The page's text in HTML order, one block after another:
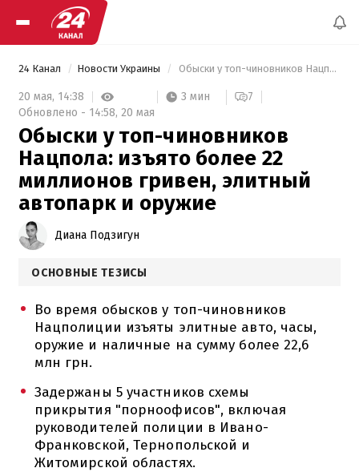
24 Канал Новости Украины Обыски у топ-чиновников Нацпола: изъято более 22 миллионов гривен, элитный автопарк и оружие
20 мая, 14:38 3 мин
7
Обновлено - 14:58, 20 мая
Обыски у топ-чиновников
Нацпола: изъято более 22
миллионов гривен, элитный
автопарк и оружие
Диана Подзигун
ОСНОВНЫЕ ТЕЗИСЫ
Во время обысков у топ-чиновников
Нацполиции изъяты элитные авто, часы,
оружие и наличные на сумму более 22,6
млн грн.
Задержаны 5 участников схемы
прикрытия "порноофисов", включая
руководителей полиции в Ивано-
Франковской, Тернопольской и
Житомирской областях.